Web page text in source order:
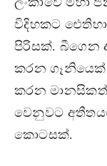
විදිහකට
පිරිසක්. බීගෙන
කරන
කරන
වෙනුවට
කොටසක්.